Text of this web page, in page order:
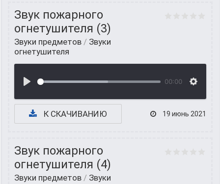
Звук пожарного
огнетушителя (3)
Звуки предметов / Звуки
огнетушителя
00:00
К СКАЧИВАНИЮ 19 июнь 2021
Звук пожарного
огнетушителя (4)
Звуки предметов / Звуки